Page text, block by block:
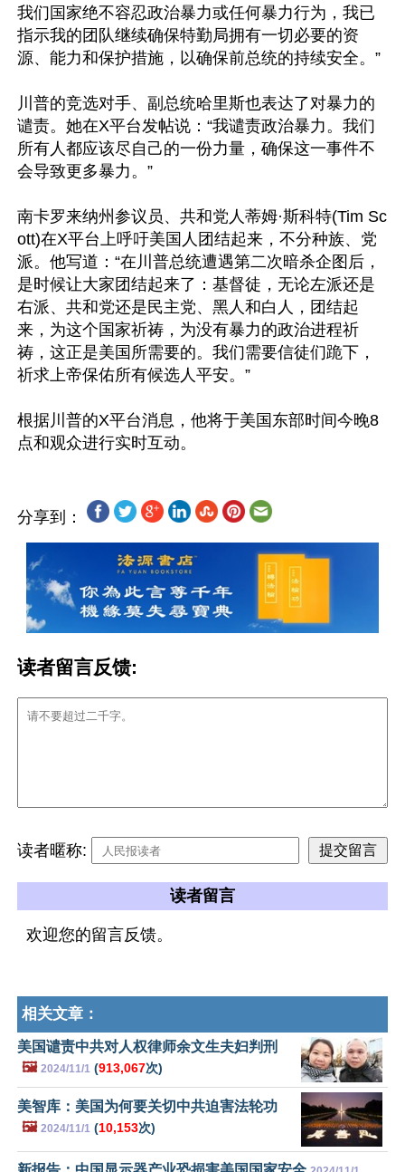
我们国家绝不容忍政治暴力或任何暴力行为，我已
指示我的团队继续确保特勤局拥有一切必要的资
源、能力和保护措施，以确保前总统的持续安全。”
川普的竞选对手、副总统哈里斯也表达了对暴力的
谴责。她在X平台发帖说：“我谴责政治暴力。我们
所有人都应该尽自己的一份力量，确保这一事件不
会导致更多暴力。”
南卡罗来纳州参议员、共和党人蒂姆·斯科特(Tim Sc
ott)在X平台上呼吁美国人团结起来，不分种族、党
派。他写道：“在川普总统遭遇第二次暗杀企图后，
是时候让大家团结起来了：基督徒，无论左派还是
右派、共和党还是民主党、黑人和白人，团结起
来，为这个国家祈祷，为没有暴力的政治进程祈
祷，这正是美国所需要的。我们需要信徒们跪下，
祈求上帝保佑所有候选人平安。”
根据川普的X平台消息，他将于美国东部时间今晚8
分享到：
读者留言反馈:
读者暱称:
读者留言
欢迎您的留言反馈。
相关文章：
美国谴责中共对人权律师余文生夫妇判刑
🖼️ 2024/11/1 (913,067次)
美智库：美国为何要关切中共迫害法轮功
🖼️ 2024/11/1 (10,153次)